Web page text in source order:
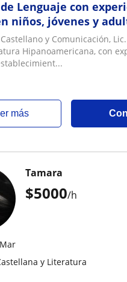
Lenguaje con
niños, jóvenes y
u online)y Comunicación,
Hipanoamericana, con
ver más
$5000/h
Tamara
y Literatura